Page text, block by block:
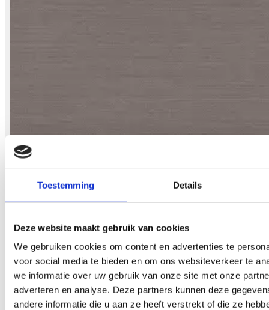
Toestemming Details
Deze website maakt gebruik van cookies
We gebruiken cookies om content en advertenties te
voor social media te bieden en om ons websiteverkeer te
we informatie over uw gebruik van onze site met onze
adverteren en analyse. Deze partners kunnen deze
andere informatie die u aan ze heeft verstrekt of die ze
1106.12